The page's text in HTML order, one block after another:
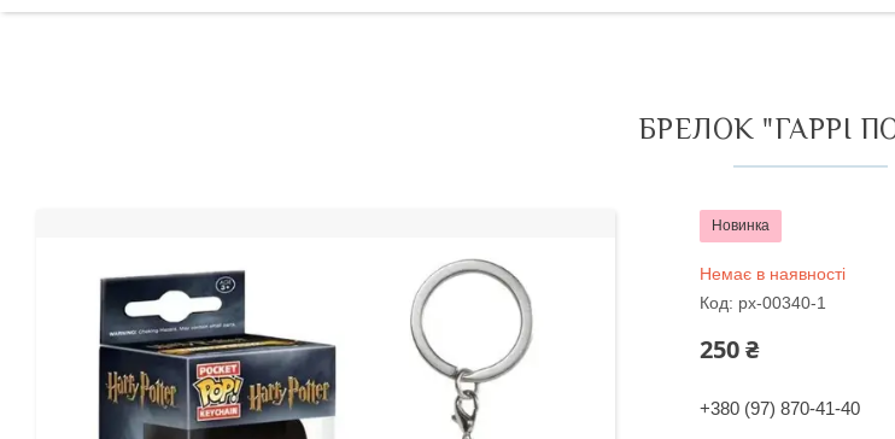
БРЕЛОК "ГАРРІ
Новинка
Немає в наявності
Код: px-00340-1
250 ₴
+380 (97) 870-41-40